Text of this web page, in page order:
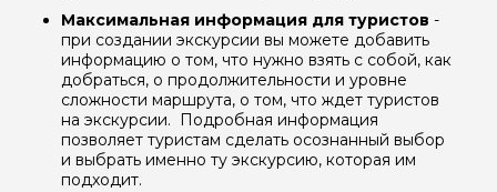
Максимальная информация для туристов -
при создании экскурсии вы можете добавить
информацию о том, что нужно взять с собой, как
добраться, о продолжительности и уровне
сложности маршрута, о том, что ждет туристов
на экскурсии. Подробная информация
позволяет туристам сделать осознанный выбор
и выбрать именно ту экскурсию, которая им
подходит.